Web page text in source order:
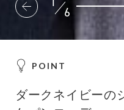
6
POINT
ダークネイビーの